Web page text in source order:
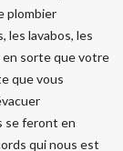
plombier
les lavabos, les
en sorte que votre
que vous
se feront en
qui nous est